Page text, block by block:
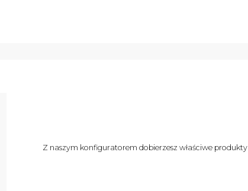
Z naszym konfiguratorem dobierzesz właściwe produkty